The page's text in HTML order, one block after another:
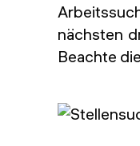
nächsten
Beachte